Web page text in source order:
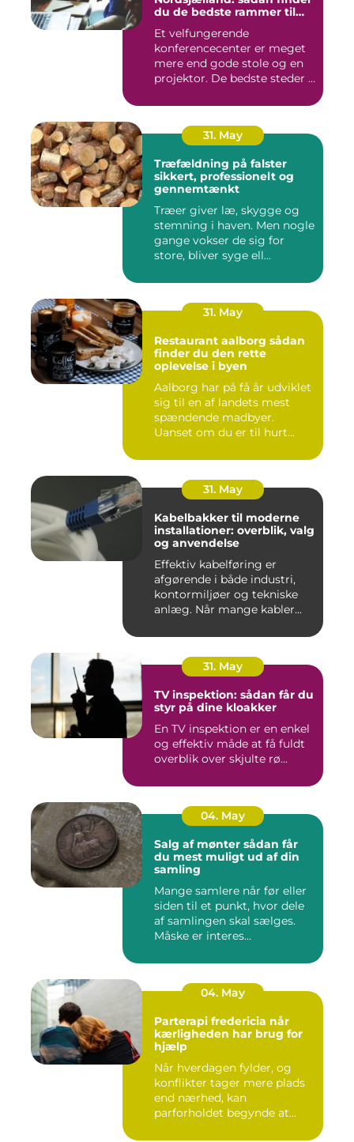
du de bedste rammer til
Et velfungerende
konferencecenter er meget
mere end gode stole og en
projektor. De bedste steder i
31. May
Træfældning på falster
sikkert, professionelt og
gennemtænkt
Træer giver læ, skygge og
stemning i haven. Men nogle
gange vokser de sig for
store, bliver syge ell...
31. May
Restaurant aalborg sådan
finder du den rette
oplevelse i byen
Aalborg har på få år udviklet
sig til en af landets mest
spændende madbyer.
Uanset om du er til hurt...
31. May
Kabelbakker til moderne
installationer: overblik, valg
og anvendelse
Effektiv kabelføring er
afgørende i både industri,
kontormiljøer og tekniske
anlæg. Når mange kabler...
31. May
TV inspektion: sådan får du
styr på dine kloakker
En TV inspektion er en enkel
og effektiv måde at få fuldt
overblik over skjulte rø...
04. May
Salg af mønter sådan får
du mest muligt ud af din
samling
Mange samlere når før eller
siden til et punkt, hvor dele
af samlingen skal sælges.
Måske er interes...
04. May
Parterapi fredericia når
kærligheden har brug for
hjælp
Når hverdagen fylder, og
konflikter tager mere plads
end nærhed, kan
parforholdet begynde at